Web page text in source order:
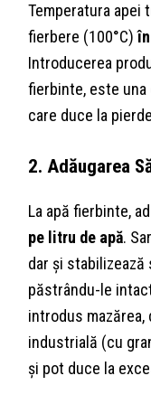
Temperatura apei
fierbere (100°C)
Introducerea
fierbinte, este
care duce la
2. Adăugarea
La apă fierbinte,
pe litru de apă.
dar și
păstrându-le
introdus
industrială (cu
și pot duce la